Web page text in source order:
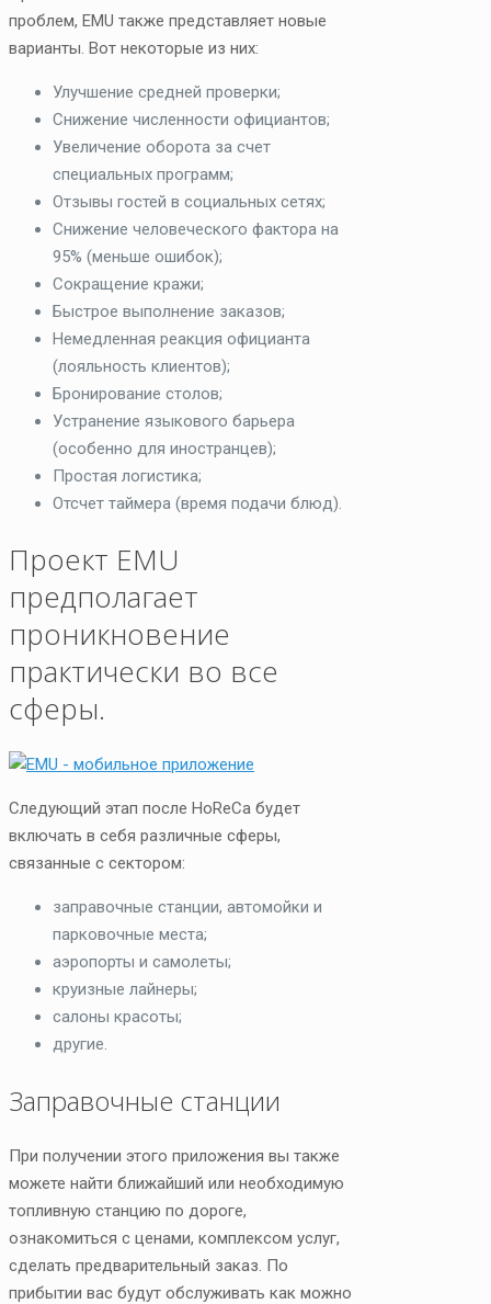
проблем, EMU также представляет новые
варианты. Вот некоторые из них:
Улучшение средней проверки;
Снижение численности официантов;
Увеличение оборота за счет
специальных программ;
Отзывы гостей в социальных сетях;
Снижение человеческого фактора на
95% (меньше ошибок);
Сокращение кражи;
Быстрое выполнение заказов;
Немедленная реакция официанта
(лояльность клиентов);
Бронирование столов;
Устранение языкового барьера
(особенно для иностранцев);
Простая логистика;
Отсчет таймера (время подачи блюд).
Проект EMU
предполагает
проникновение
практически во все
сферы.
Следующий этап после HoReCa будет
включать в себя различные сферы,
связанные с сектором:
заправочные станции, автомойки и
парковочные места;
аэропорты и самолеты;
круизные лайнеры;
салоны красоты;
другие.
Заправочные станции
При получении этого приложения вы также
можете найти ближайший или необходимую
топливную станцию по дороге,
ознакомиться с ценами, комплексом услуг,
сделать предварительный заказ. По
прибытии вас будут обслуживать как можно